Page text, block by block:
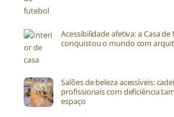
Acessibilidade afetiva: a Casa
conquistou o mundo com
Salões de beleza acessíveis:
profissionais com deficiência
espaço